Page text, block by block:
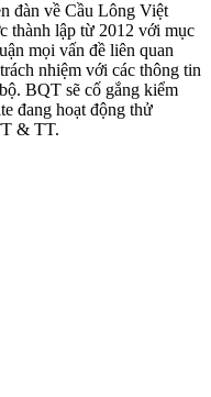
đàn về Cầu Lông Việt
thành lập từ 2012 với mục
mọi vấn đề liên quan
nhiệm với các thông tin
BQT sẽ cố gắng kiểm
đang hoạt động thử
& TT.